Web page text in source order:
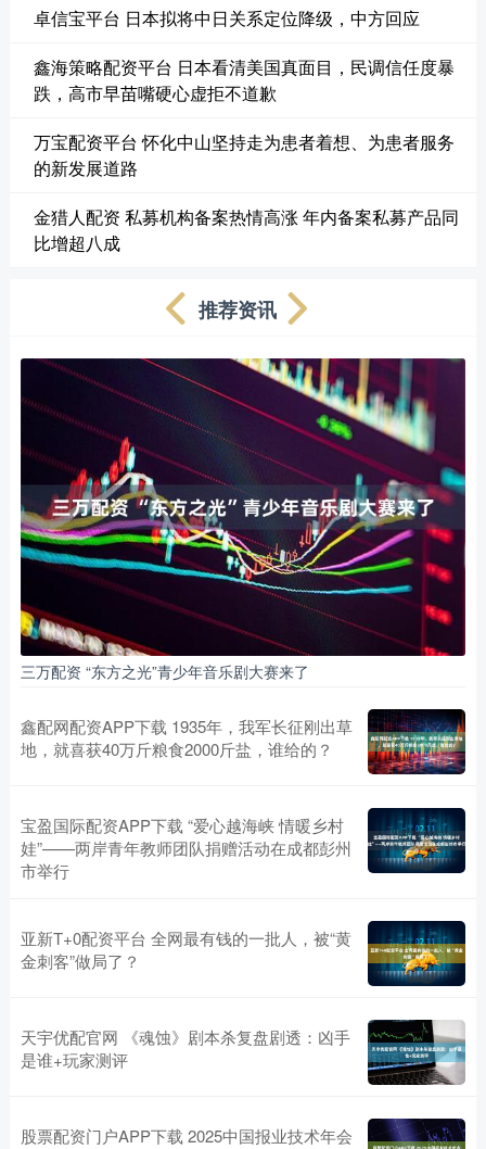
卓信宝平台 日本拟将中日关系定位降级，中方回应
鑫海策略配资平台 日本看清美国真面目，民调信任度暴
跌，高市早苗嘴硬心虚拒不道歉
万宝配资平台 怀化中山坚持走为患者着想、为患者服务
的新发展道路
金猎人配资 私募机构备案热情高涨 年内备案私募产品同
比增超八成
推荐资讯
三万配资 “东方之光”青少年音乐剧大赛来了
鑫配网配资APP下载 1935年，我军长征刚出草
地，就喜获40万斤粮食2000斤盐，谁给的？
宝盈国际配资APP下载 “爱心越海峡 情暖乡村
娃”——两岸青年教师团队捐赠活动在成都彭州
市举行
亚新T+0配资平台 全网最有钱的一批人，被“黄
金刺客”做局了？
天宇优配官网 《魂蚀》剧本杀复盘剧透：凶手
是谁+玩家测评
股票配资门户APP下载 2025中国报业技术年会